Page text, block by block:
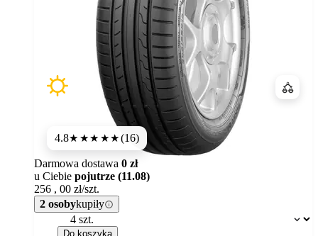
4.8★★★★★(16)
Dostępność:
Darmowa dostawa 0 zł
u Ciebie pojutrze (11.08)
256 , 00 zł/szt.
2 osobykupiły
Do koszyka